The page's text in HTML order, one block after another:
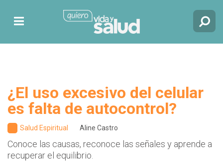
¿El uso excesivo del celular
es falta de autocontrol?
Salud Espiritual Aline Castro
Conoce las causas, reconoce las señales y aprende a
recuperar el equilibrio.